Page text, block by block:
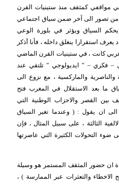
مواقفي كمثقف منذ ستينيات القرن
من تصور الى آخر ضمن سياق اجتماعي
السياق ويؤثر في بلورة الوعي
يعرف استقرارا ينغلق داخله ، فأنا أذكر
كانت ، في ستينيات القرن الماضي
فكري – ” ايديولوجي ” تلتقي عند
والماركسية ، مع نزوع الى
ما بعد الاستقلال في المغرب فتح
بين القصر والاحزاب الوطنية التي
ان يقول : ( وعندما تغير السياق
الثالثة ، على سبيل المثال ، فإن
التحولات الكثيرة التي عاصرتها
ان حضور المثقف المستمر هو وسيلة
الاخطاء والتعثرات عبر الممارسة ) ،